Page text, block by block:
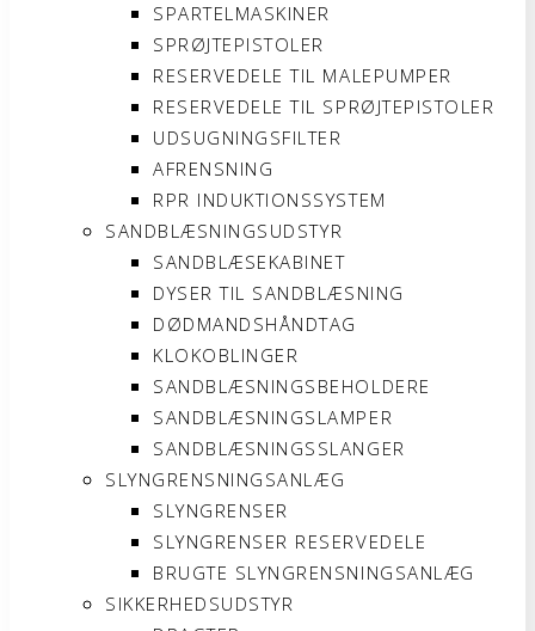
SPARTELMASKINER
SPRØJTEPISTOLER
RESERVEDELE TIL MALEPUMPER
RESERVEDELE TIL SPRØJTEPISTOLER
UDSUGNINGSFILTER
AFRENSNING
RPR INDUKTIONSSYSTEM
SANDBLÆSNINGSUDSTYR
SANDBLÆSEKABINET
DYSER TIL SANDBLÆSNING
DØDMANDSHÅNDTAG
KLOKOBLINGER
SANDBLÆSNINGSBEHOLDERE
SANDBLÆSNINGSLAMPER
SANDBLÆSNINGSSLANGER
SLYNGRENSNINGSANLÆG
SLYNGRENSER
SLYNGRENSER RESERVEDELE
BRUGTE SLYNGRENSNINGSANLÆG
SIKKERHEDSUDSTYR